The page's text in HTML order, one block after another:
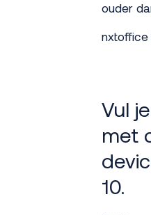
ouder
nxtoffice
Vul
met
10.